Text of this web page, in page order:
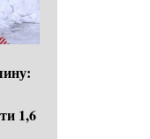
1,6